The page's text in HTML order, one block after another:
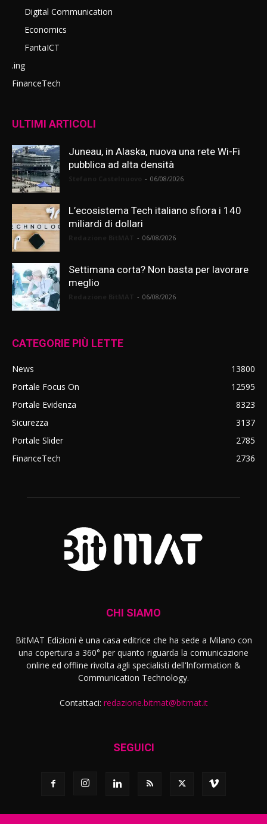
Digital Communication
Economics
FantaICT
.ing
FinanceTech
ULTIMI ARTICOLI
Juneau, in Alaska, nuova una rete Wi-Fi
pubblica ad alta densità
- 06/08/2026
L’ecosistema Tech italiano sfiora i 140
miliardi di dollari
- 06/08/2026
Settimana corta? Non basta per lavorare
meglio
- 06/08/2026
CATEGORIE PIÙ LETTE
News
13800
Portale Focus On
12595
Portale Evidenza
8323
Sicurezza
3137
Portale Slider
2785
FinanceTech
2736
CHI SIAMO
BitMAT Edizioni è una casa editrice che ha sede a Milano con
una copertura a 360° per quanto riguarda la comunicazione
online ed offline rivolta agli specialisti dell'lnformation &
Communication Technology.
Contattaci: redazione.bitmat@bitmat.it
SEGUICI